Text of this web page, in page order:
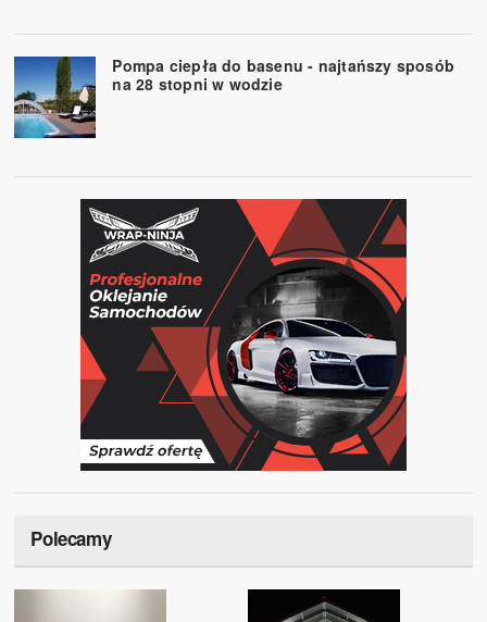
Pompa ciepła do basenu - najtańszy sposób
na 28 stopni w wodzie
Polecamy